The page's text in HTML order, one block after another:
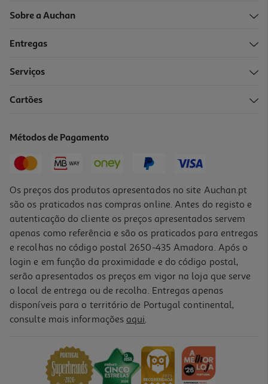
Sobre a Auchan
Entregas
Serviços
Cartões
Métodos de Pagamento
Os preços dos produtos apresentados no site Auchan.pt
são os praticados nas compras online. Antes do registo e
autenticação do cliente os preços apresentados servem
apenas como referência e são os praticados para entregas
e recolhas no código postal 2650-435 Amadora. Após o
login e em função da proximidade e do código postal,
serão apresentados os preços em vigor na loja que serve
o local de entrega ou de recolha. Entregas apenas
disponíveis para o território de Portugal continental,
consulte mais informações aqui.